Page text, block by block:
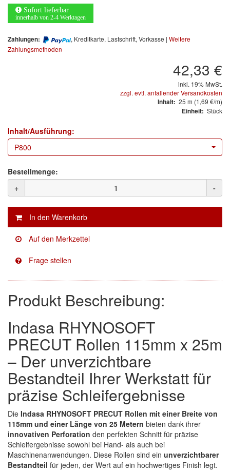
Arbeitsschutz
Luftfilter
Mischfarben
(1)
3M
(1)
E-D
(1)
EVERCOAT
(113)
Indasa
(8)
Mirka
(1)
no-name
(1)
Novol
(3)
Prevost
(3)
Proma
(21)
Sia
(3)
Spectral
Sofort lieferbar
innerhalb von 2-4 Werktagen
Zahlungen: , Kreditkarte, Lastschrift, Vorkasse | Weitere
Zahlungsmethoden
42,33 €
inkl. 19% MwSt.
zzgl. evtl. anfallender Versandkosten
Inhalt: 25 m (1,69 €/m)
Einheit: Stück
Inhalt/Ausführung:
P800
Bestellmenge:
+
-
Produkt Beschreibung:
Indasa RHYNOSOFT
PRECUT Rollen 115mm x 25m
– Der unverzichtbare
Bestandteil Ihrer Werkstatt für
präzise Schleifergebnisse
Die Indasa RHYNOSOFT PRECUT Rollen mit einer Breite von
115mm und einer Länge von 25 Metern bieten dank ihrer
innovativen Perforation den perfekten Schnitt für präzise
Schleifergebnisse sowohl bei Hand- als auch bei
Maschinenanwendungen. Diese Rollen sind ein unverzichtbarer
Bestandteil für jeden, der Wert auf ein hochwertiges Finish legt.